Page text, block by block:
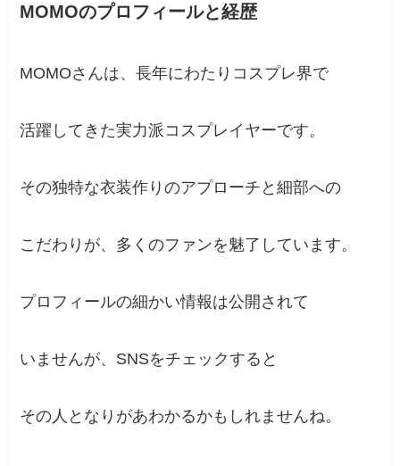
MOMOのプロフィールと経歴
MOMOさんは、長年にわたりコスプレ界で
活躍してきた実力派コスプレイヤーです。
その独特な衣装作りのアプローチと細部への
こだわりが、多くのファンを魅了しています。
プロフィールの細かい情報は公開されて
いませんが、SNSをチェックすると
その人となりがあわかるかもしれませんね。